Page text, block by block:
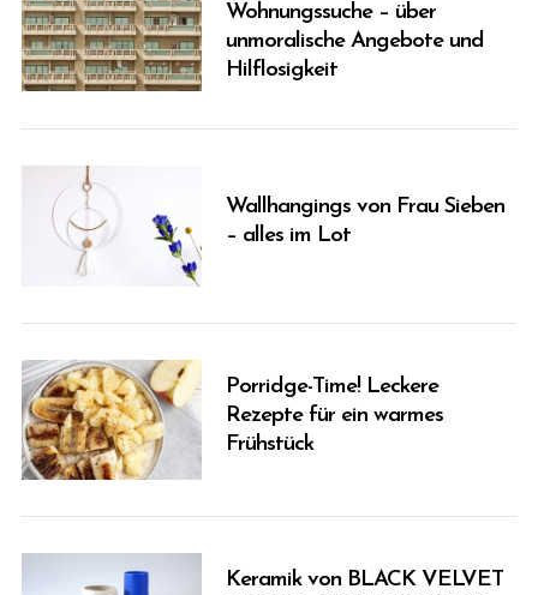
Wohnungssuche – über
unmoralische Angebote und
Hilflosigkeit
Wallhangings von Frau Sieben
– alles im Lot
Porridge-Time! Leckere
Rezepte für ein warmes
Frühstück
Keramik von BLACK VELVET